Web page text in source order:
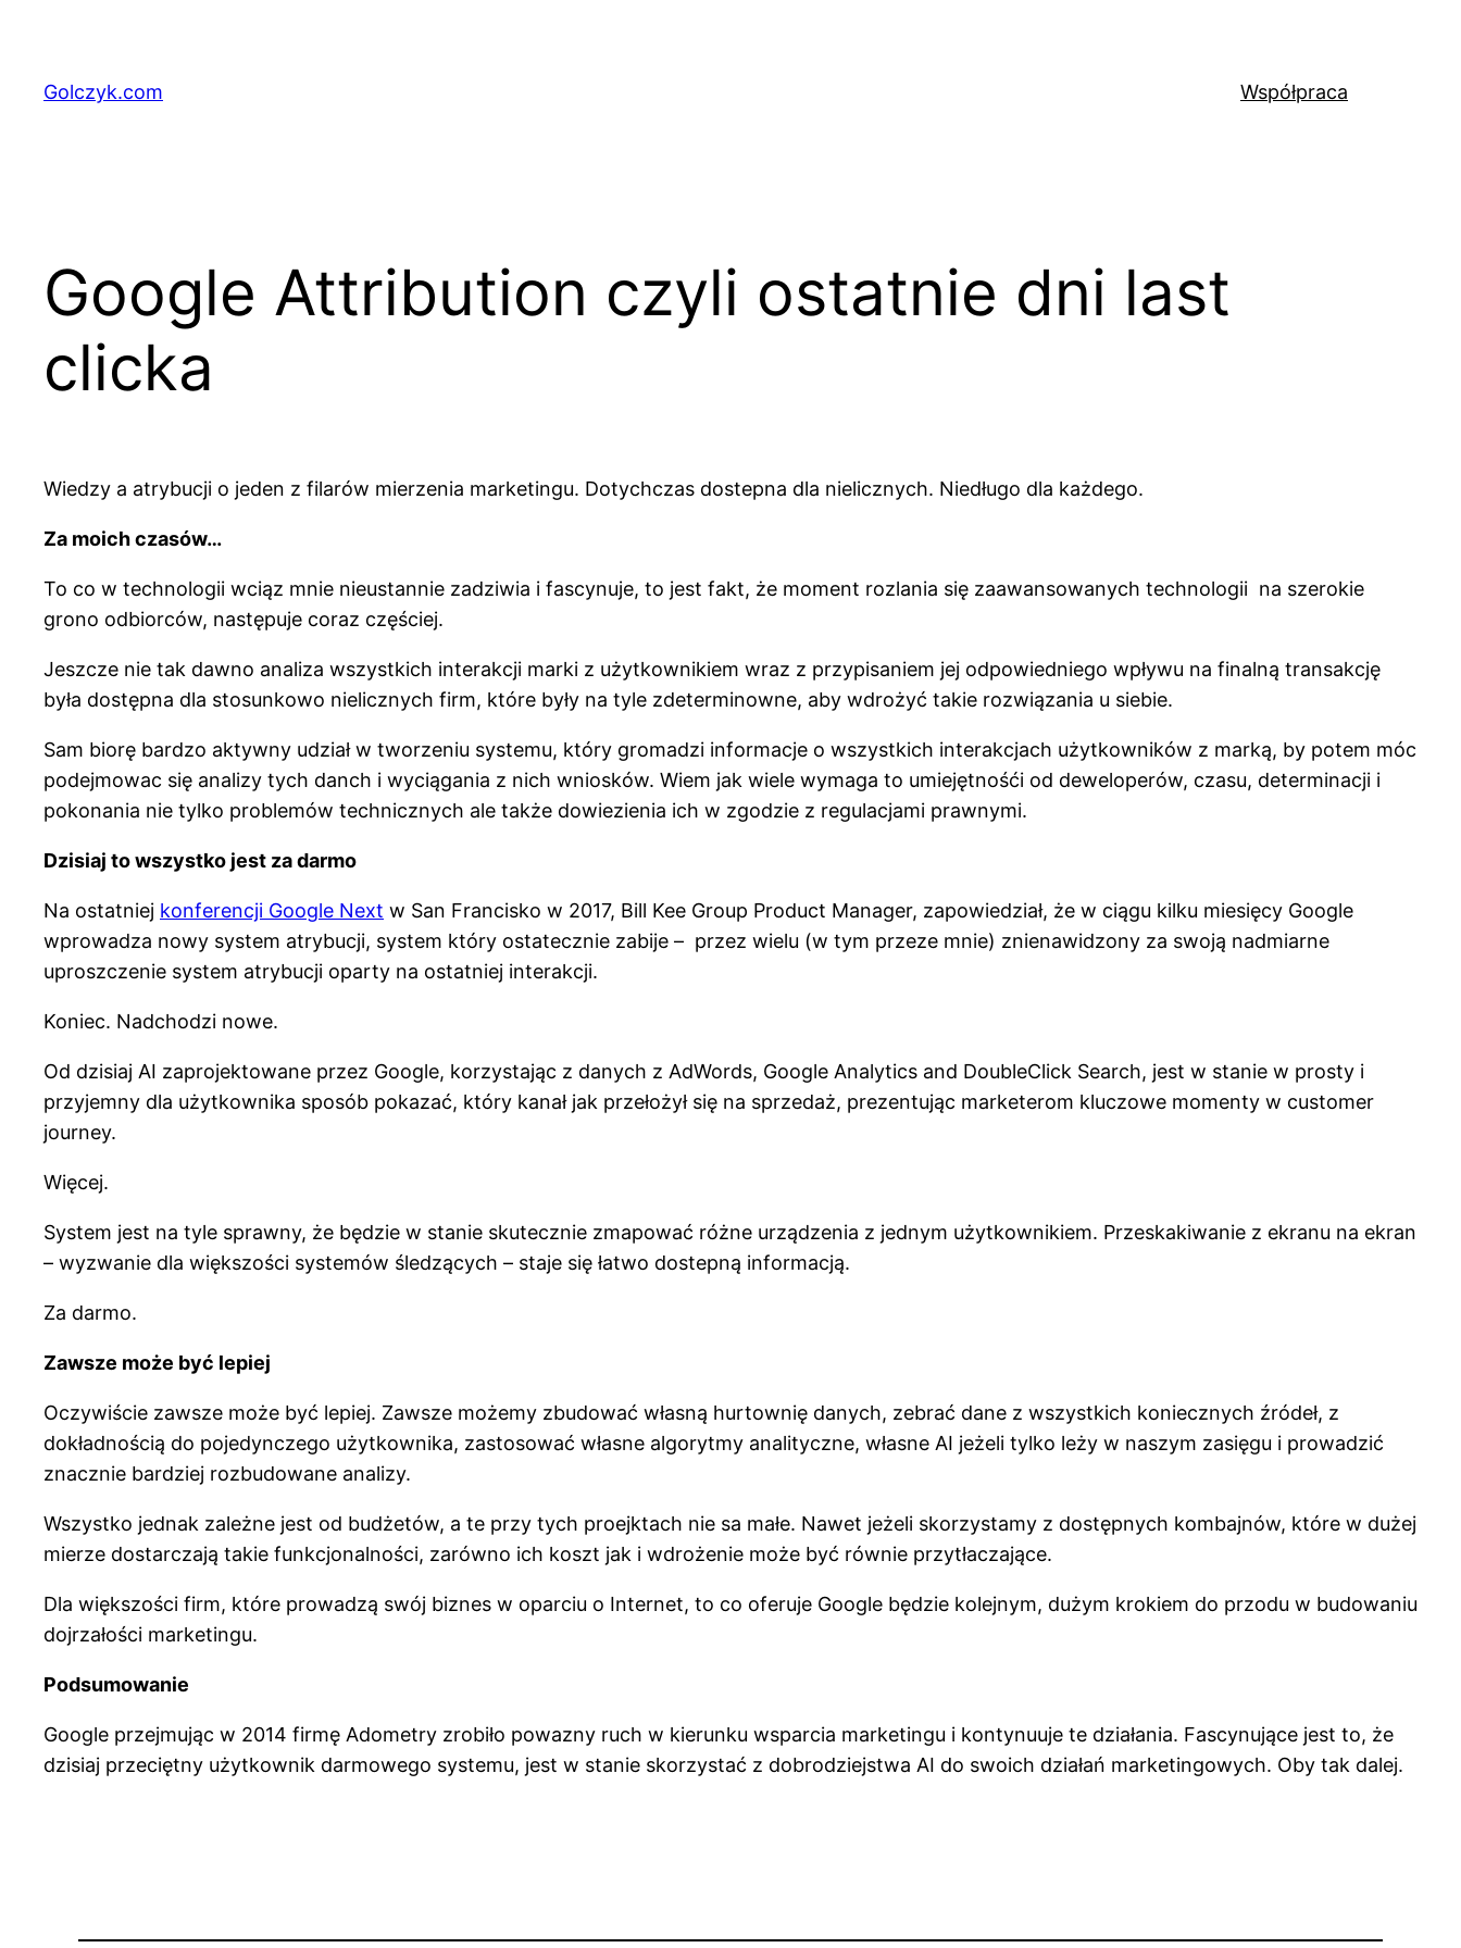
treściGolczyk.com Współpraca
Google Attribution czyli ostatnie dni last
clicka
Wiedzy a atrybucji o jeden z filarów mierzenia marketingu. Dotychczas dostepna dla nielicznych. Niedługo dla każdego.
Za moich czasów…
To co w technologii wciąz mnie nieustannie zadziwia i fascynuje, to jest fakt, że moment rozlania się zaawansowanych technologii na szerokie
grono odbiorców, następuje coraz częściej.
Jeszcze nie tak dawno analiza wszystkich interakcji marki z użytkownikiem wraz z przypisaniem jej odpowiedniego wpływu na finalną transakcję
była dostępna dla stosunkowo nielicznych firm, które były na tyle zdeterminowne, aby wdrożyć takie rozwiązania u siebie.
Sam biorę bardzo aktywny udział w tworzeniu systemu, który gromadzi informacje o wszystkich interakcjach użytkowników z marką, by potem móc
podejmowac się analizy tych danch i wyciągania z nich wniosków. Wiem jak wiele wymaga to umiejętnośći od deweloperów, czasu, determinacji i
pokonania nie tylko problemów technicznych ale także dowiezienia ich w zgodzie z regulacjami prawnymi.
Dzisiaj to wszystko jest za darmo
Na ostatniej konferencji Google Next w San Francisko w 2017, Bill Kee Group Product Manager, zapowiedział, że w ciągu kilku miesięcy Google
wprowadza nowy system atrybucji, system który ostatecznie zabije – przez wielu (w tym przeze mnie) znienawidzony za swoją nadmiarne
uproszczenie system atrybucji oparty na ostatniej interakcji.
Koniec. Nadchodzi nowe.
Od dzisiaj AI zaprojektowane przez Google, korzystając z danych z AdWords, Google Analytics and DoubleClick Search, jest w stanie w prosty i
przyjemny dla użytkownika sposób pokazać, który kanał jak przełożył się na sprzedaż, prezentując marketerom kluczowe momenty w customer
journey.
Więcej.
System jest na tyle sprawny, że będzie w stanie skutecznie zmapować różne urządzenia z jednym użytkownikiem. Przeskakiwanie z ekranu na ekran
– wyzwanie dla większości systemów śledzących – staje się łatwo dostepną informacją.
Za darmo.
Zawsze może być lepiej
Oczywiście zawsze może być lepiej. Zawsze możemy zbudować własną hurtownię danych, zebrać dane z wszystkich koniecznych źródeł, z
dokładnością do pojedynczego użytkownika, zastosować własne algorytmy analityczne, własne AI jeżeli tylko leży w naszym zasięgu i prowadzić
znacznie bardziej rozbudowane analizy.
Wszystko jednak zależne jest od budżetów, a te przy tych proejktach nie sa małe. Nawet jeżeli skorzystamy z dostępnych kombajnów, które w dużej
mierze dostarczają takie funkcjonalności, zarówno ich koszt jak i wdrożenie może być równie przytłaczające.
Dla większości firm, które prowadzą swój biznes w oparciu o Internet, to co oferuje Google będzie kolejnym, dużym krokiem do przodu w budowaniu
dojrzałości marketingu.
Podsumowanie
Google przejmując w 2014 firmę Adometry zrobiło powazny ruch w kierunku wsparcia marketingu i kontynuuje te działania. Fascynujące jest to, że
dzisiaj przeciętny użytkownik darmowego systemu, jest w stanie skorzystać z dobrodziejstwa AI do swoich działań marketingowych. Oby tak dalej.